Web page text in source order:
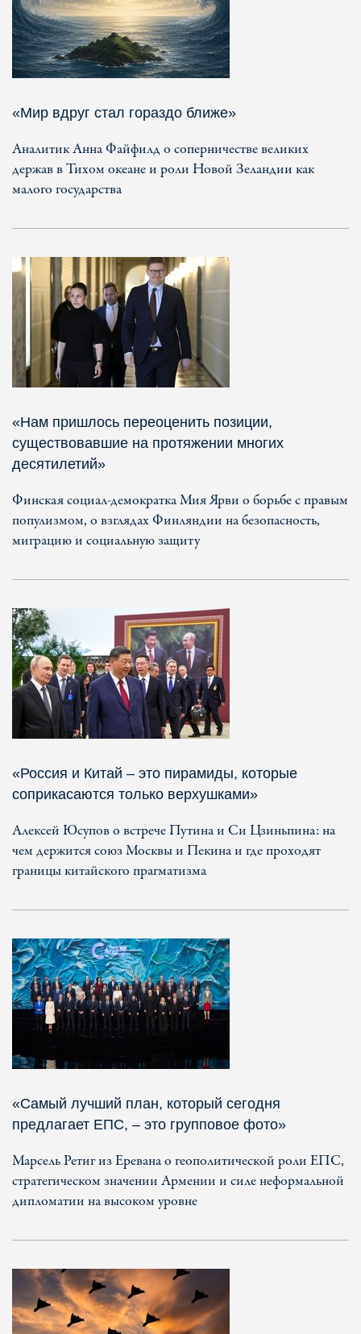
«Мир вдруг стал гораздо ближе»
Аналитик Анна Файфилд о соперничестве великих
держав в Тихом океане и роли Новой Зеландии как
малого государства
«Нам пришлось переоценить позиции,
существовавшие на протяжении многих
десятилетий»
Финская социал-демократка Мия Ярви о борьбе с правым
популизмом, о взглядах Финляндии на безопасность,
миграцию и социальную защиту
«Россия и Китай – это пирамиды, которые
соприкасаются только верхушками»
Алексей Юсупов о встрече Путина и Си Цзиньпина: на
чем держится союз Москвы и Пекина и где проходят
границы китайского прагматизма
«Самый лучший план, который сегодня
предлагает ЕПС, – это групповое фото»
Марсель Ретиг из Еревана о геополитической роли ЕПС,
стратегическом значении Армении и силе неформальной
дипломатии на высоком уровне